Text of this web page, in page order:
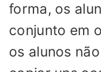
forma, os
conjunto em
os alunos